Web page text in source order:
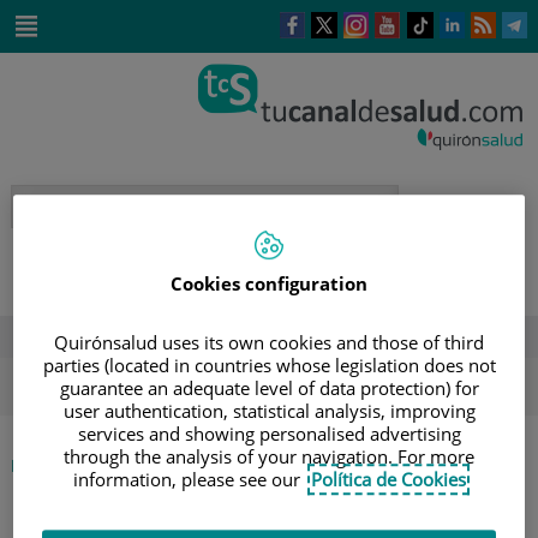
Este
enlace
se
ventana
nueva.
Este
enlace
se
una
ventana
nueva.
Este
enlace
se
una
ventana
nueva.
Este
enlace
se
una
ventana
nueva.
Enlace
una
Enlace
una
DESTACADOS
ola de calor verano sol
INICIO|AGENDA|PELIGROS DE LA PIEL FRENTE AL SOL
Cookies configuration
Quirónsalud uses its own cookies and those of third
parties (located in countries whose legislation does not
guarantee an adequate level of data protection) for
user authentication, statistical analysis, improving
services and showing personalised advertising
through the analysis of your navigation. For more
information, please see our Política de Cookies